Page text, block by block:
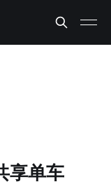
享单车